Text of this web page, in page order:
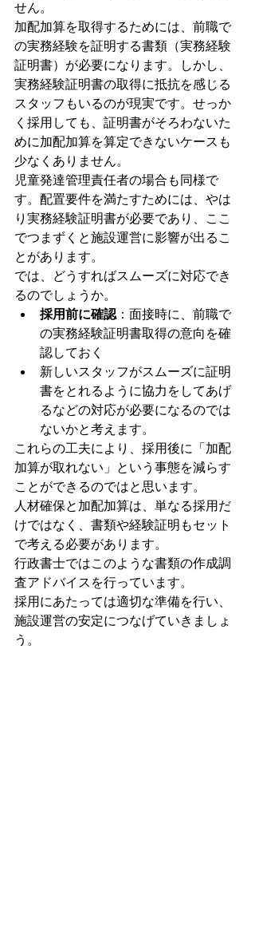
せん。
加配加算を取得するためには、前職で
の実務経験を証明する書類（実務経験
証明書）が必要になります。しかし、
実務経験証明書の取得に抵抗を感じる
スタッフもいるのが現実です。せっか
く採用しても、証明書がそろわないた
めに加配加算を算定できないケースも
少なくありません。
児童発達管理責任者の場合も同様で
す。配置要件を満たすためには、やは
り実務経験証明書が必要であり、ここ
でつまずくと施設運営に影響が出るこ
とがあります。
では、どうすればスムーズに対応でき
るのでしょうか。
採用前に確認 ：面接時に、前職で
の実務経験証明書取得の意向を確
認しておく
新しいスタッフがスムーズに証明
書をとれるように協力をしてあげ
るなどの対応が必要になるのでは
ないかと考えます。
これらの工夫により、採用後に「加配
加算が取れない」という事態を減らす
ことができるのではと思います。
人材確保と加配加算は、単なる採用だ
けではなく、書類や経験証明もセット
で考える必要があります。
行政書士ではこのような書類の作成調
査アドバイスを行っています。
採用にあたっては適切な準備を行い、
施設運営の安定につなげていきましょ
う。